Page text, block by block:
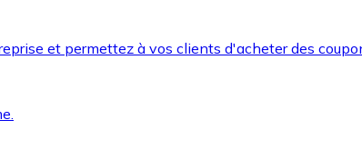
et permettez à vos clients d'acheter des